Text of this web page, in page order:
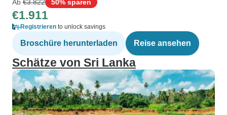
Ab €3.822 50% sparen
€1.911
Registrieren to unlock savings
Broschüre herunterladen Reise ansehen
Schätze von Sri Lanka